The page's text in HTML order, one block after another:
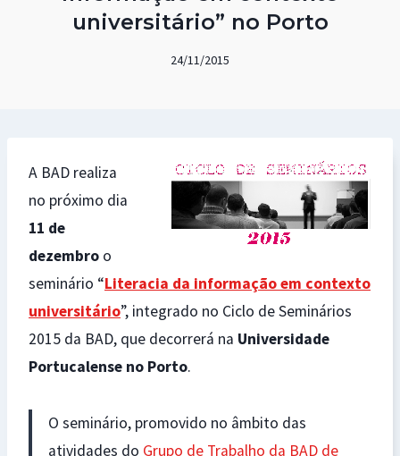
universitário” no Porto
24/11/2015
A BAD realiza
no próximo dia
11 de
dezembro o
seminário “Literacia da informação em contexto
universitário”, integrado no Ciclo de Seminários
2015 da BAD, que decorrerá na Universidade
Portucalense no Porto.
O seminário, promovido no âmbito das
atividades do Grupo de Trabalho da BAD de